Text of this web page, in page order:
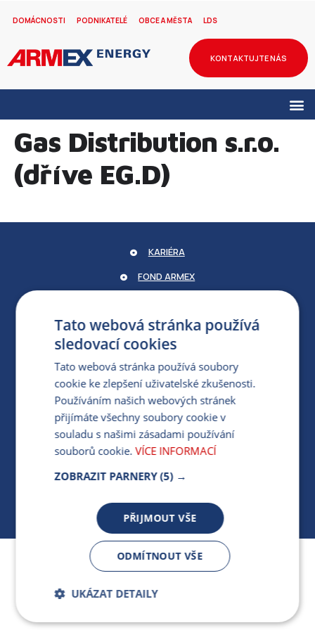
DOMÁCNOSTI PODNIKATELÉ OBCE A MĚSTA LDS
KONTAKTUJTE NÁS
Gas Distribution s.r.o.
(dříve EG.D)
Jsme součástí skupiny ARMEX a členem Asociace
nezávislých dodavatelů energií.
KARIÉRA
FOND ARMEX
PARTNERSKÝ PORTÁL
PRO MÉDIA
MÁM DOTAZ KE STÁVAJÍCÍ SMLOUVĚ
412 154 154
PO-PÁ 7:30-17:00
Tato webová stránka používá
sledovací cookies
Tato webová stránka používá soubory
cookie ke zlepšení uživatelské zkušenosti.
Používáním našich webových stránek
přijímáte všechny soubory cookie v
souladu s našimi zásadami používání
souborů cookie. VÍCE INFORMACÍ
ZOBRAZIT PARNERY (5) →
PŘIJMOUT VŠE
ODMÍTNOUT VŠE
UKÁZAT DETAILY
Bezpodmínečně
Výkonnostní